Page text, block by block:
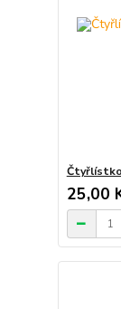
25,00